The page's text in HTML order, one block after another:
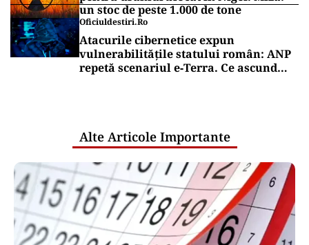
un stoc de peste 1.000 de tone
Oficiuldestiri.ro
Atacurile cibernetice expun
vulnerabilitățile statului român: ANP
repetă scenariul e‑Terra. Ce ascund
Alte Articole Importante